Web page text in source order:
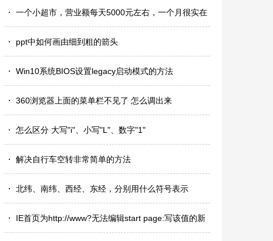
的机会，这种说..
一个小超市，营业额每天5000元左右，一个月很实在
的纯利润
ppt中如何画由细到粗的箭头
Win10系统BIOS设置legacy启动模式的方法
360浏览器上面的菜单栏不见了 怎么调出来
怎么区分 大写"i"、小写"L"、数字"1"
解决自行车空转非常简单的方法
北纬、南纬、西经、东经，分别用什么符号表示
IE首页为http://www?无法编辑start page:写该值的新